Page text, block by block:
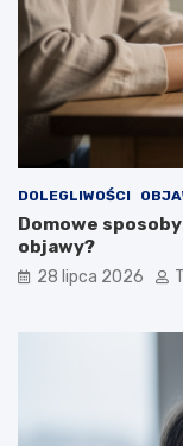
DOLEGLIWOŚCI
Domowe
objawy?
28 lipca 2026